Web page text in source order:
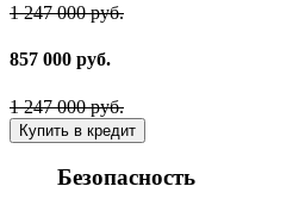
1 247 000 руб.
857 000 руб.
1 247 000 руб.
Купить в кредит
Безопасность